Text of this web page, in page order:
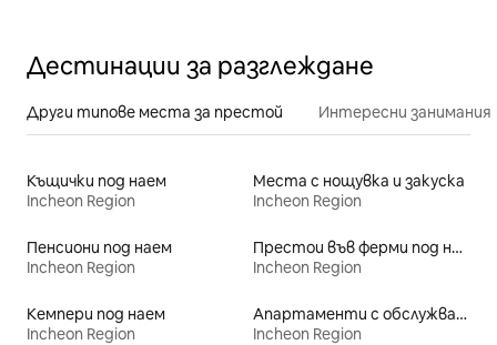
Дестинации за разглеждане
Други типове места за престой Интересни занимания
Къщички под наем
Incheon Region
Места с нощувка и закуска
Incheon Region
Пенсиони под наем
Incheon Region
Престои във ферми под наем
Incheon Region
Кемпери под наем
Incheon Region
Апартаменти с обслужване под наем
Incheon Region